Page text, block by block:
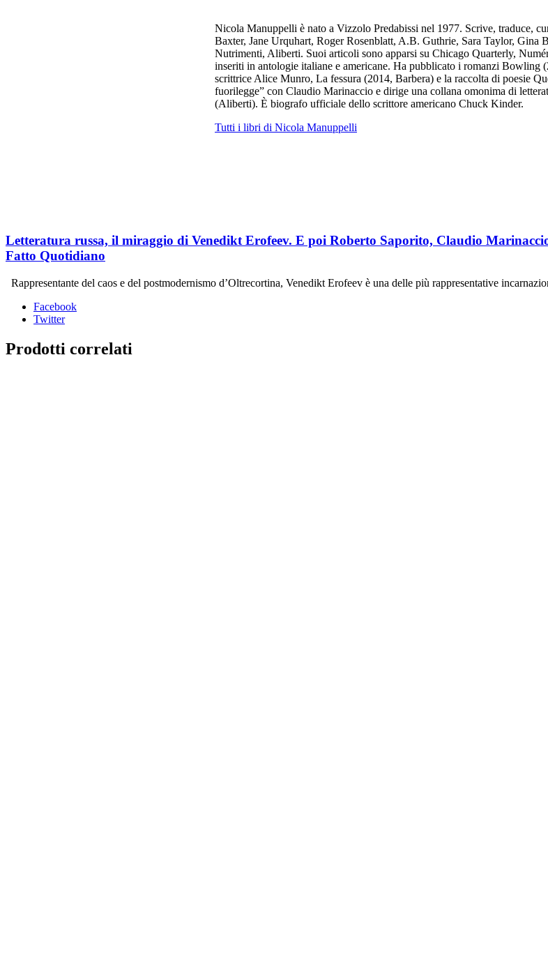
Nicola Manuppelli è nato a Vizzolo Predabissi nel 1977. Scrive, traduce,
Baxter, Jane Urquhart, Roger Rosenblatt, A.B. Guthrie, Sara Taylor,
Nutrimenti, Aliberti. Suoi articoli sono apparsi su Chicago Quarterly,
inseriti in antologie italiane e americane. Ha pubblicato i romanzi
scrittrice Alice Munro, La fessura (2014, Barbera) e la raccolta di poesie
fuorilegge” con Claudio Marinaccio e dirige una collana omonima di
(Aliberti). È biografo ufficiale dello scrittore americano Chuck Kinder.
Tutti i libri di Nicola Manuppelli
Letteratura russa, il miraggio di Venedikt Erofeev. E poi Roberto Saporito, Claudio
Fatto Quotidiano
Rappresentante del caos e del postmodernismo d’Oltrecortina, Venedikt Erofeev è una delle più rappresentative
Facebook
Twitter
Prodotti correlati